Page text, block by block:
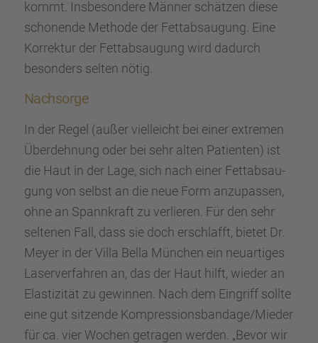
kommt. Insbe­son­dere Männer schät­zen diese
schonende Methode der Fettab­sau­gung. Eine
Korrek­tur der Fettab­sau­gung wird dadurch
beson­ders selten nötig.
Nachsorge
In der Regel (außer vielleicht bei einer extre­men
Überdeh­nung oder bei sehr alten Patien­ten) ist
die Haut in der Lage, sich nach einer Fettab­sau­
gung von selbst an die neue Form anzupas­sen,
ohne an Spann­kraft zu verlie­ren. Für den sehr
selte­nen Fall, dass sie doch erschlafft, bietet Dr.
Meyer in der Villa Bella München ein neuar­ti­ges
Laser­ver­fah­ren an, das der Haut hilft, wieder an
Elasti­zi­tät zu gewin­nen. Nach dem Eingriff sollte
eine gut sitzende Kompressionsbandage/Mieder
für ca. vier Wochen getra­gen werden. „Bevor wir